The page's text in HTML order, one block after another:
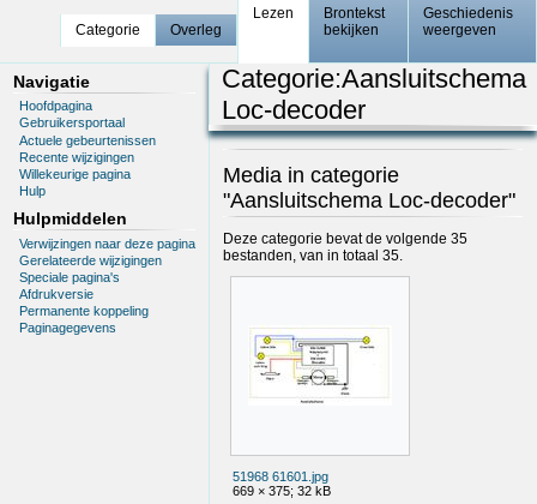
Categorie Overleg
Lezen
Brontekst
bekijken
Geschiedenis
weergeven
Navigatie
Hoofdpagina
Gebruikersportaal
Actuele gebeurtenissen
Recente wijzigingen
Willekeurige pagina
Hulp
Hulpmiddelen
Verwijzingen naar deze pagina
Gerelateerde wijzigingen
Speciale pagina's
Afdrukversie
Permanente koppeling
Paginagegevens
Categorie:Aansluitschema
Loc-decoder
Media in categorie
"Aansluitschema Loc-decoder"
Deze categorie bevat de volgende 35
bestanden, van in totaal 35.
51968 61601.jpg
669 × 375; 32 kB